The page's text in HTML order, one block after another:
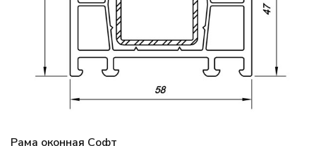
Рама оконная Софт